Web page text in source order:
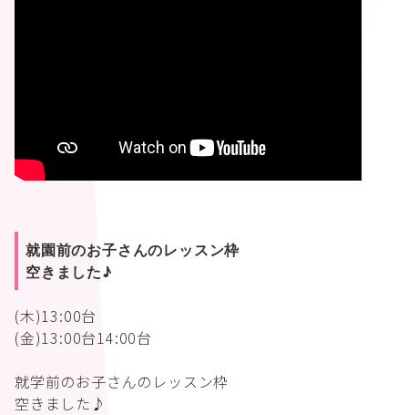
就園前のお子さんのレッスン枠
空きました♪
(木)13:00台
(金)13:00台14:00台
就学前のお子さんのレッスン枠
空きました♪